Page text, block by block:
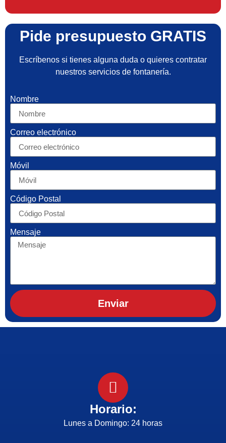
Pide presupuesto GRATIS
Escríbenos si tienes alguna duda o quieres contratar
nuestros servicios de fontanería.
Nombre
Correo electrónico
Móvil
Código Postal
Mensaje
Enviar
Horario:
Lunes a Domingo: 24 horas